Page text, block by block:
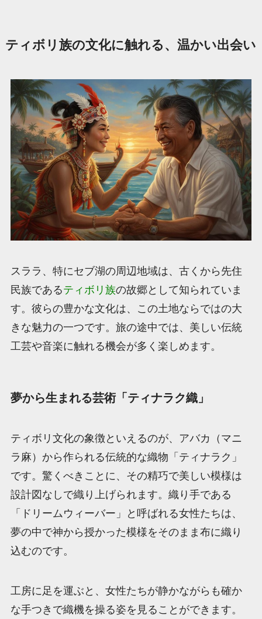
ティボリ族の文化に触れる、温かい出会い
スララ、特にセブ湖の周辺地域は、古くから先住
民族であるティボリ族の故郷として知られていま
す。彼らの豊かな文化は、この土地ならではの大
きな魅力の一つです。旅の途中では、美しい伝統
工芸や音楽に触れる機会が多く楽しめます。
夢から生まれる芸術「ティナラク織」
ティボリ文化の象徴といえるのが、アバカ（マニ
ラ麻）から作られる伝統的な織物「ティナラク」
です。驚くべきことに、その精巧で美しい模様は
設計図なしで織り上げられます。織り手である
「ドリームウィーバー」と呼ばれる女性たちは、
夢の中で神から授かった模様をそのまま布に織り
込むのです。
工房に足を運ぶと、女性たちが静かながらも確か
な手つきで織機を操る姿を見ることができます。